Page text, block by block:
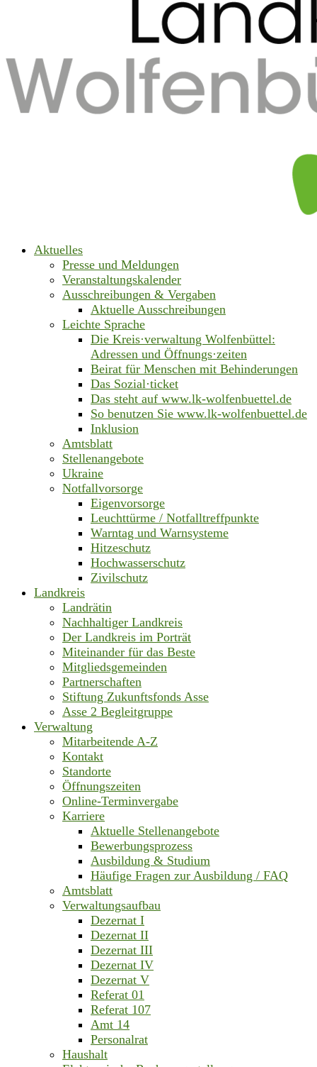
Aktuelles
Presse und Meldungen
Veranstaltungskalender
Ausschreibungen & Vergaben
Aktuelle Ausschreibungen
Leichte Sprache
Die Kreis·verwaltung Wolfenbüttel:
Adressen und Öffnungs·zeiten
Beirat für Menschen mit Behinderungen
Das Sozial·ticket
Das steht auf www.lk-wolfenbuettel.de
So benutzen Sie www.lk-wolfenbuettel.de
Inklusion
Amtsblatt
Stellenangebote
Ukraine
Notfallvorsorge
Eigenvorsorge
Leuchttürme / Notfalltreffpunkte
Warntag und Warnsysteme
Hitzeschutz
Hochwasserschutz
Zivilschutz
Landkreis
Landrätin
Nachhaltiger Landkreis
Der Landkreis im Porträt
Miteinander für das Beste
Mitgliedsgemeinden
Partnerschaften
Stiftung Zukunftsfonds Asse
Asse 2 Begleitgruppe
Verwaltung
Mitarbeitende A-Z
Kontakt
Standorte
Öffnungszeiten
Online-Terminvergabe
Karriere
Aktuelle Stellenangebote
Bewerbungsprozess
Ausbildung & Studium
Häufige Fragen zur Ausbildung / FAQ
Amtsblatt
Verwaltungsaufbau
Dezernat I
Dezernat II
Dezernat III
Dezernat IV
Dezernat V
Referat 01
Referat 107
Amt 14
Personalrat
Haushalt